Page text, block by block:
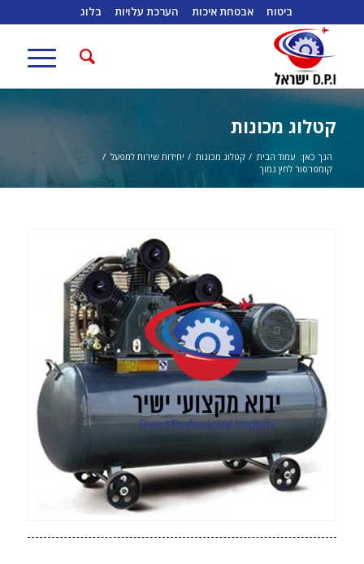
ביטוח אבטחת איכות הערכת עלויות בלוג
קטלוג מכונות
הנך כאן: עמוד הבית / קטלוג מכונות / יחידות שירות למפעל /
קומפרסור לחץ נמוך